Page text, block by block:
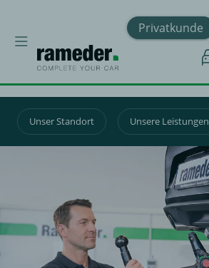
Privatkunde
Unser Standort Unsere Leistungen